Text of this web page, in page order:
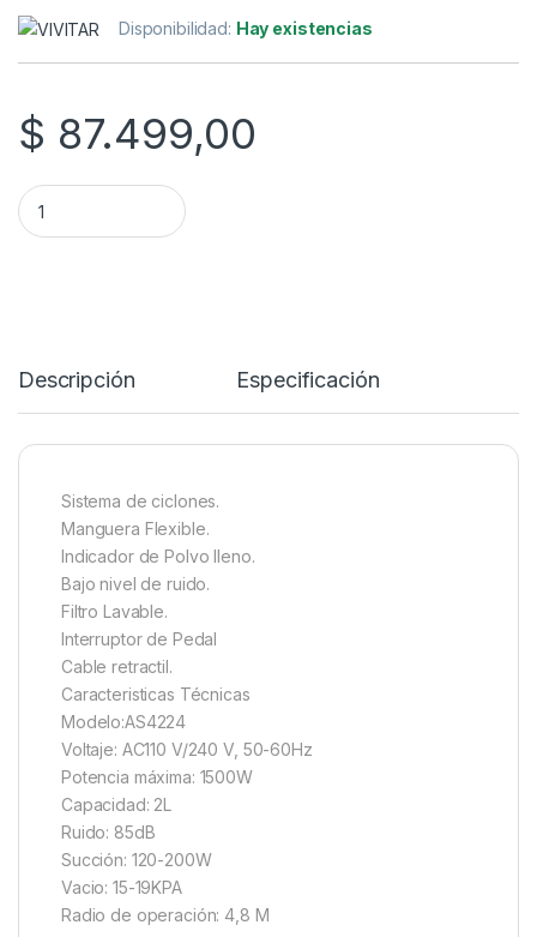
Disponibilidad: Hay existencias
$ 87.499,00
ASPIRADORA VIVITAR AS4224 BOWEN 1500W quantity
Descripción Especificación
Sistema de ciclones.
Manguera Flexible.
Indicador de Polvo lleno.
Bajo nivel de ruido.
Filtro Lavable.
Interruptor de Pedal
Cable retractil.
Caracteristicas Técnicas
Modelo:AS4224
Voltaje: AC110 V/240 V, 50-60Hz
Potencia máxima: 1500W
Capacidad: 2L
Ruido: 85dB
Succión: 120-200W
Vacio: 15-19KPA
Radio de operación: 4,8 M